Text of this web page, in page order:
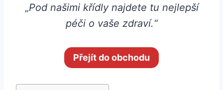
„Pod našimi křídly najdete tu nejlepší
péči o vaše zdraví.“
Přejít do obchodu